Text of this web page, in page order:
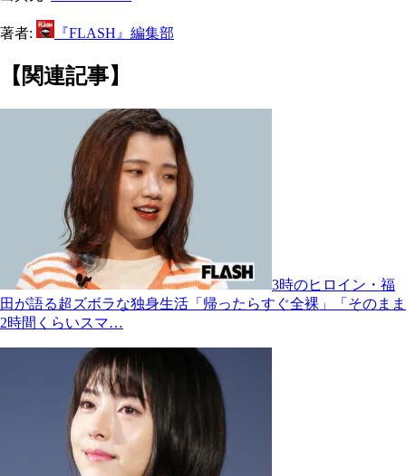
著者: 『FLASH』編集部
【関連記事】
3時のヒロイン・福
田が語る超ズボラな独身生活「帰ったらすぐ全裸」「そのまま
2時間くらいスマ…